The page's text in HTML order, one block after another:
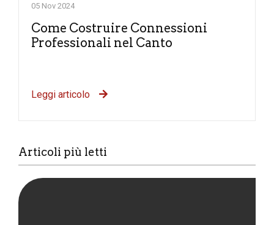
05 Nov 2024
Come Costruire Connessioni
Professionali nel Canto
Leggi articolo
Articoli più letti